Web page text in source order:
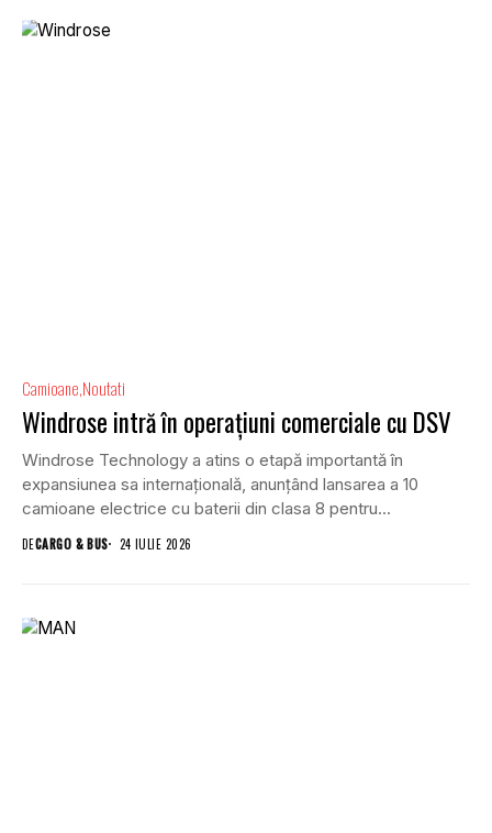
Camioane Noutati
Windrose intră în operațiuni comerciale cu DSV
Windrose Technology a atins o etapă importantă în
expansiunea sa internațională, anunțând lansarea a 10
camioane electrice cu baterii din clasa 8 pentru...
DECARGO & BUS 24 IULIE 2026